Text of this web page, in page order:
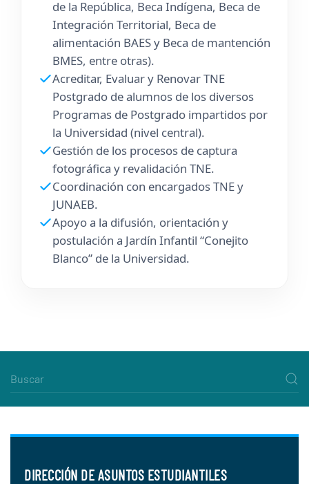
de la República, Beca Indígena, Beca de
Integración Territorial, Beca de
alimentación BAES y Beca de mantención
BMES, entre otras).
Acreditar, Evaluar y Renovar TNE
Postgrado de alumnos de los diversos
Programas de Postgrado impartidos por
la Universidad (nivel central).
Gestión de los procesos de captura
fotográfica y revalidación TNE.
Coordinación con encargados TNE y
JUNAEB.
Apoyo a la difusión, orientación y
postulación a Jardín Infantil “Conejito
Blanco” de la Universidad.
DIRECCIÓN DE ASUNTOS ESTUDIANTILES